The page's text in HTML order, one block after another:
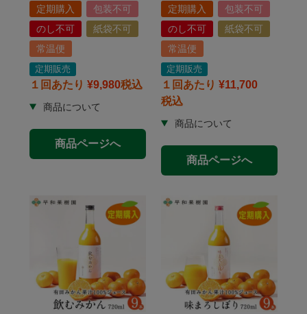
定期購入
包装不可
のし不可
紙袋不可
常温便
定期販売
１回あたり ¥9,980税込
商品ページへ
定期購入
包装不可
のし不可
紙袋不可
常温便
定期販売
１回あたり ¥11,700
税込
商品ページへ